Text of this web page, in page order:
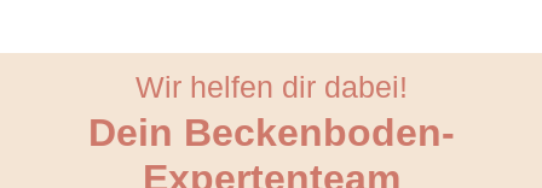
Wir helfen dir dabei!
Dein Beckenboden-
Expertenteam